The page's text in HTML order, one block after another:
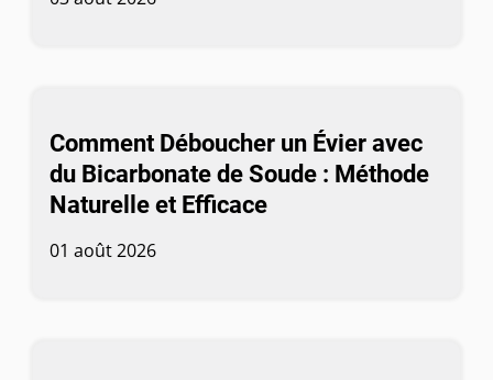
Comment Déboucher un Évier avec
du Bicarbonate de Soude : Méthode
Naturelle et Efficace
01 août 2026